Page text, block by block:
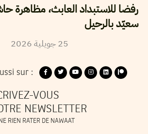
رفضا للاستبداد العابث، مظاهرة
سعيّد بالرحيل
25 جويلية2026
sur :
VOUS
NEWSLETTER
RIEN RATER DE NAWAAT